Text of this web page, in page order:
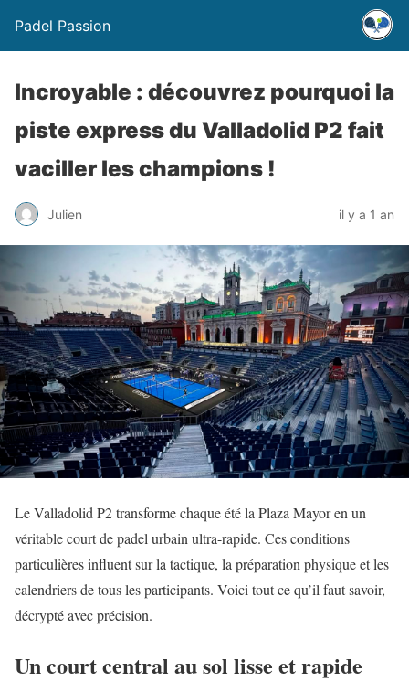
Padel Passion
Incroyable : découvrez pourquoi la
piste express du Valladolid P2 fait
vaciller les champions !
Julien il y a 1 an
Le Valladolid P2 transforme chaque été la Plaza Mayor en un
véritable court de padel urbain ultra-rapide. Ces conditions
particulières influent sur la tactique, la préparation physique et les
calendriers de tous les participants. Voici tout ce qu’il faut savoir,
décrypté avec précision.
Un court central au sol lisse et rapide